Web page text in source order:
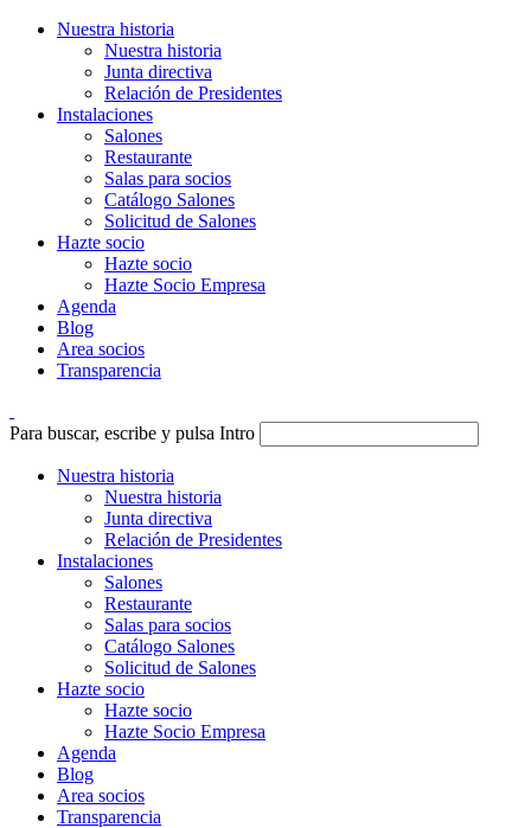
Nuestra historia
Nuestra historia
Junta directiva
Relación de Presidentes
Instalaciones
Salones
Restaurante
Salas para socios
Catálogo Salones
Solicitud de Salones
Hazte socio
Hazte socio
Hazte Socio Empresa
Agenda
Blog
Area socios
Transparencia
Para buscar, escribe y pulsa Intro
Nuestra historia
Nuestra historia
Junta directiva
Relación de Presidentes
Instalaciones
Salones
Restaurante
Salas para socios
Catálogo Salones
Solicitud de Salones
Hazte socio
Hazte socio
Hazte Socio Empresa
Agenda
Blog
Area socios
Transparencia